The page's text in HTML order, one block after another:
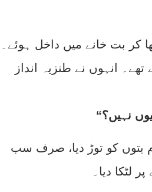
کر بت خانے میں داخل ہوئے۔
انہوں نے طنزیہ انداز
بتوں کو توڑ دیا، صرف سب
لٹکا دیا۔